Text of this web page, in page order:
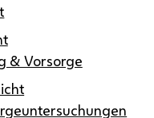
& Vorsorge